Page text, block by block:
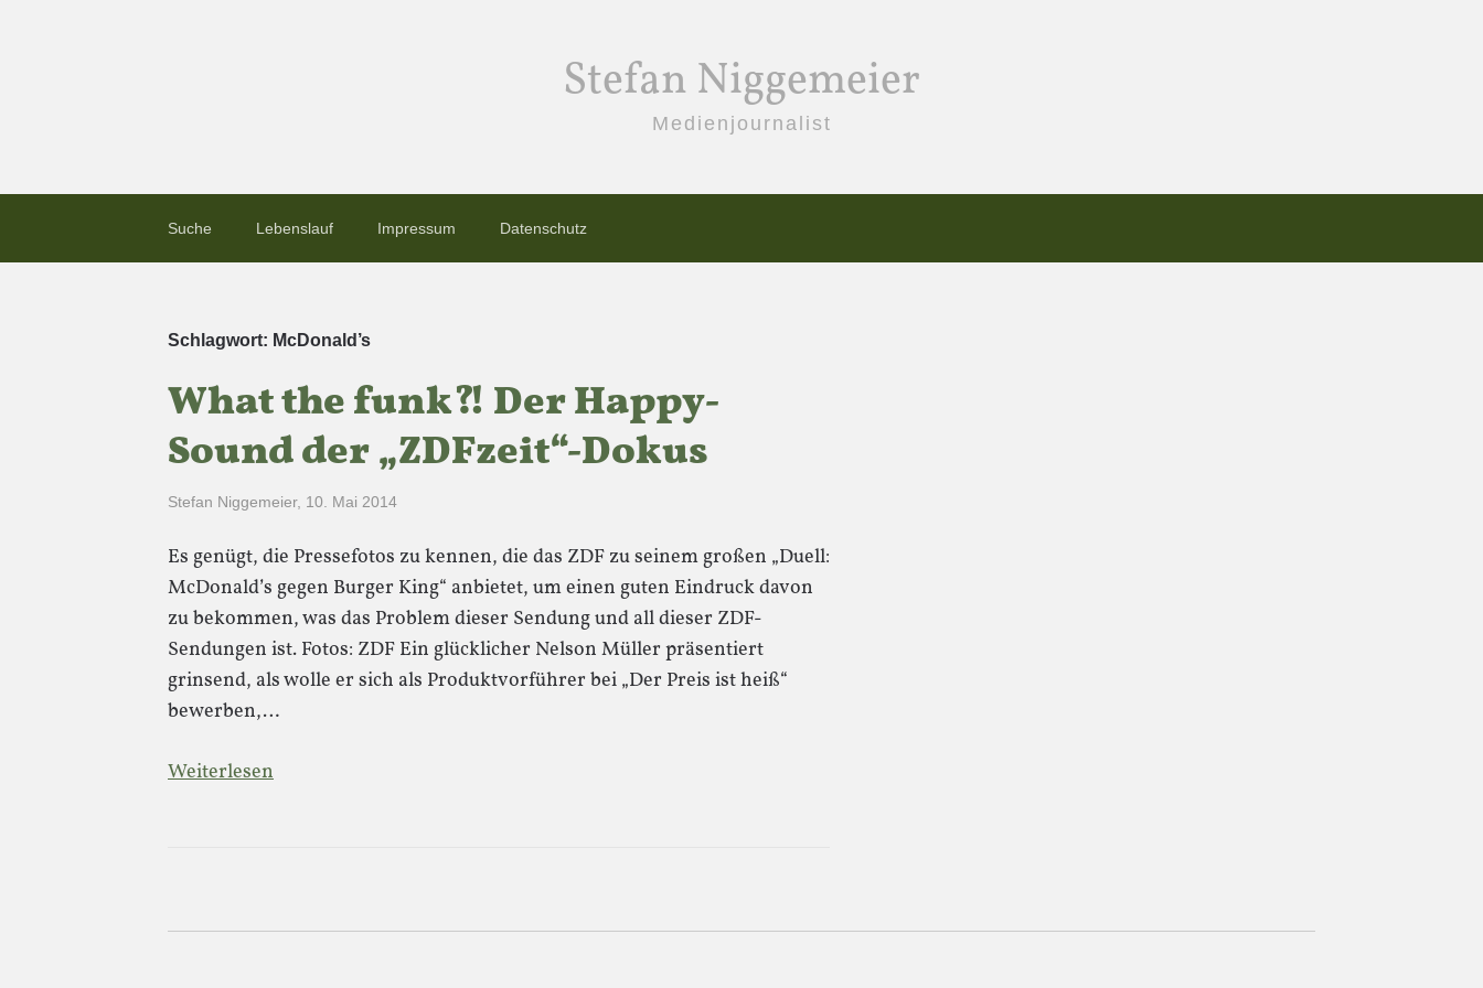
Stefan Niggemeier
Medienjournalist
Suche Lebenslauf Impressum Datenschutz
Schlagwort: McDonald’s
What the funk?! Der Happy-
Sound der „ZDFzeit“-Dokus
Stefan Niggemeier, 10. Mai 2014
Es genügt, die Pressefotos zu kennen, die das ZDF zu seinem großen „Duell:
McDonald’s gegen Burger King“ anbietet, um einen guten Eindruck davon
zu bekommen, was das Problem dieser Sendung und all dieser ZDF-
Sendungen ist. Fotos: ZDF Ein glücklicher Nelson Müller präsentiert
grinsend, als wolle er sich als Produktvorführer bei „Der Preis ist heiß“
bewerben,…
Weiterlesen